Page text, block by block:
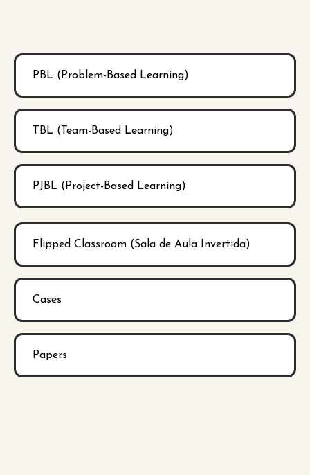
PBL (Problem-Based Learning)
TBL (Team-Based Learning)
PJBL (Project-Based Learning)
Flipped Classroom (Sala de Aula Invertida)
Cases
Papers